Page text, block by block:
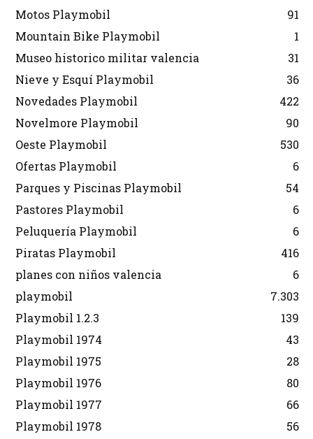
Motos Playmobil
91
Mountain Bike Playmobil
1
Museo historico militar valencia
31
Nieve y Esquí Playmobil
36
Novedades Playmobil
422
Novelmore Playmobil
90
Oeste Playmobil
530
Ofertas Playmobil
6
Parques y Piscinas Playmobil
54
Pastores Playmobil
6
Peluquería Playmobil
6
Piratas Playmobil
416
planes con niños valencia
6
playmobil
7.303
Playmobil 1.2.3
139
Playmobil 1974
43
Playmobil 1975
28
Playmobil 1976
80
Playmobil 1977
66
Playmobil 1978
56